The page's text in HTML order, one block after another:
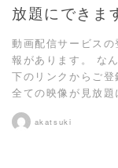
放題にできま
動画配信サービス
報があります。 な
下のリンクからご
全ての映像が見放
akatsuki